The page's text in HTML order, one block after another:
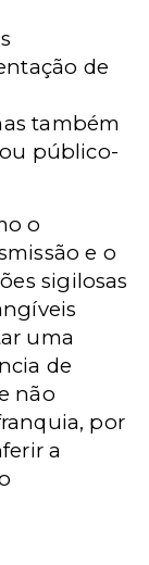
de
também
público-
o
e o
sigilosas
uma
de
não
por
a